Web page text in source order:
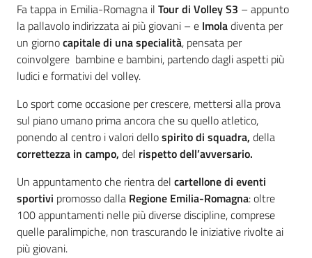
Fa tappa in Emilia-Romagna il Tour di Volley S3 – appunto
la pallavolo indirizzata ai più giovani – e Imoladiventa per
un giornocapitale di una specialità, pensata per
coinvolgere bambine e bambini, partendo dagli aspetti più
ludici e formativi del volley.
Lo sport come occasione per crescere, mettersi alla prova
sul piano umano prima ancora che su quello atletico,
ponendo al centro i valori dellospirito di squadra, della
correttezza in campo, del rispetto dell’avversario.
Un appuntamento che rientra del cartellone di eventi
sportivi promosso dalla Regione Emilia-Romagna: oltre
100 appuntamenti nelle più diverse discipline, comprese
quelle paralimpiche, non trascurando le iniziative rivolte ai
più giovani.